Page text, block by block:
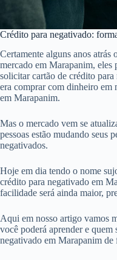
Crédito para negativado:
Certamente alguns anos atrás
mercado em Marapanim, eles
solicitar cartão de crédito
era comprar com dinheiro em
em Marapanim.
Mas o mercado vem se
pessoas estão mudando seus
negativados.
Hoje em dia tendo o nome
crédito para negativado em
facilidade será ainda maior,
Aqui em nosso artigo vamos
você poderá aprender e quem
negativado em Marapanim de